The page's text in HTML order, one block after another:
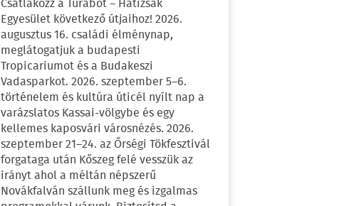
Csatlakozz a Túrabot – Hátizsák
Egyesület következő útjaihoz! 2026.
augusztus 16. családi élménynap,
meglátogatjuk a budapesti
Tropicariumot és a Budakeszi
Vadasparkot. 2026. szeptember 5–6.
történelem és kultúra úticél nyílt nap a
varázslatos Kassai-völgybe és egy
kellemes kaposvári városnézés. 2026.
szeptember 21–24. az Őrségi Tökfesztivál
forgataga után Kőszeg felé vesszük az
irányt ahol a méltán népszerű
Novákfalván szállunk meg és izgalmas